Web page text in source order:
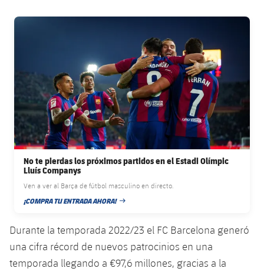
Resultados
Clasificaciones
Fotos
Voleibol femenino
Apúntate a las amateurs
Carnet de las Secciones Amateurs
PLUSICON
League of Legends
VALORANT Rising
VALORANT Game Changers
eFootball
FC Barcelona club badge
No te pierdas los próximos partidos en el Estadi Olímpic
Lluís Companys
Ven a ver al Barça de fútbol masculino en directo.
¡COMPRA TU ENTRADA AHORA!
FECHA DE PUBLICACIÓN
Durante la temporada 2022/23 el FC Barcelona generó
una cifra récord de nuevos patrocinios en una
temporada llegando a €97,6 millones, gracias a la